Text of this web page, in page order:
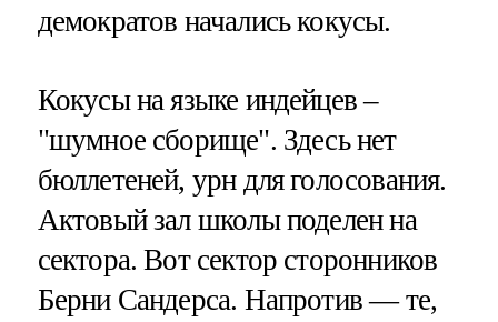
демократов начались кокусы.
Кокусы на языке индейцев –
"шумное сборище". Здесь нет
бюллетеней, урн для голосования.
Актовый зал школы поделен на
сектора. Вот сектор сторонников
Берни Сандерса. Напротив — те,